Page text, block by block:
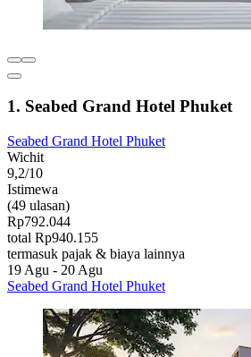
1. Seabed Grand Hotel Phuket
Seabed Grand Hotel Phuket
Wichit
9,2/10
Istimewa
(49 ulasan)
Rp792.044
total Rp940.155
termasuk pajak & biaya lainnya
19 Agu - 20 Agu
Seabed Grand Hotel Phuket